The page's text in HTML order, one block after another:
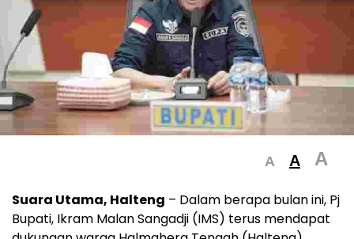
A A A
Suara Utama, Halteng – Dalam berapa bulan ini, Pj
Bupati, Ikram Malan Sangadji (IMS) terus mendapat